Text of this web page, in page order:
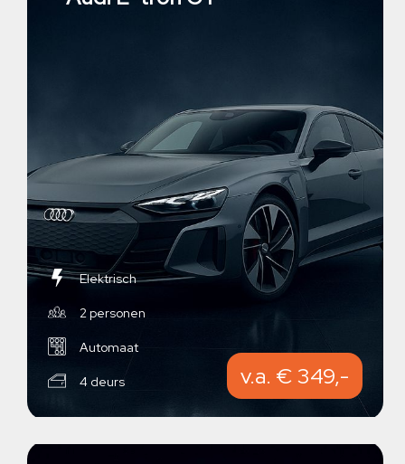
Elektrisch
2 personen
Automaat
4 deurs v.a. € 349,-